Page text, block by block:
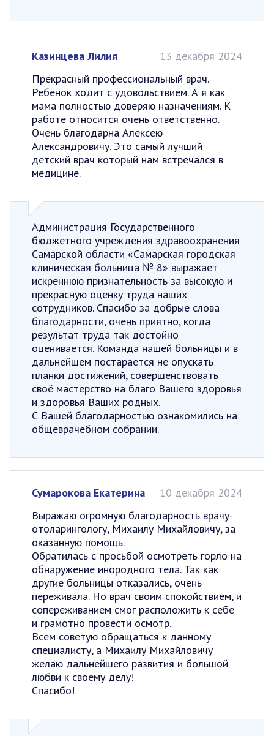
Казинцева Лилия
13 декабря 2024
Прекрасный профессиональный врач.
Ребёнок ходит с удовольствием. А я как
мама полностью доверяю назначениям. К
работе относится очень ответственно.
Очень благодарна Алексею
Александровичу. Это самый лучший
детский врач который нам встречался в
медицине.
Администрация Государственного
бюджетного учреждения здравоохранения
Самарской области «Самарская городская
клиническая больница № 8» выражает
искреннюю признательность за высокую и
прекрасную оценку труда наших
сотрудников. Спасибо за добрые слова
благодарности, очень приятно, когда
результат труда так достойно
оценивается. Команда нашей больницы и в
дальнейшем постарается не опускать
планки достижений, совершенствовать
своё мастерство на благо Вашего здоровья
и здоровья Ваших родных.
С Вашей благодарностью ознакомились на
общеврачебном собрании.
Сумарокова Екатерина
10 декабря 2024
Выражаю огромную благодарность врачу-
отоларингологу, Михаилу Михайловичу, за
оказанную помощь.
Обратилась с просьбой осмотреть горло на
обнаружение инородного тела. Так как
другие больницы отказались, очень
переживала. Но врач своим спокойствием, и
сопереживанием смог расположить к себе
и грамотно провести осмотр.
Всем советую обращаться к данному
специалисту, а Михаилу Михайловичу
желаю дальнейшего развития и большой
любви к своему делу!
Спасибо!